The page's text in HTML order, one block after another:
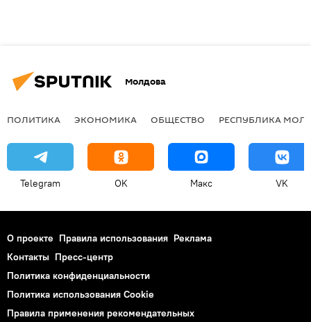
Молдова
ПОЛИТИКА ЭКОНОМИКА ОБЩЕСТВО РЕСПУБЛИКА
Telegram OK Макс VK
О проекте Правила использования Реклама
Контакты Пресс-центр
Политика конфиденциальности
Политика использования Cookie
Правила применения рекомендательных